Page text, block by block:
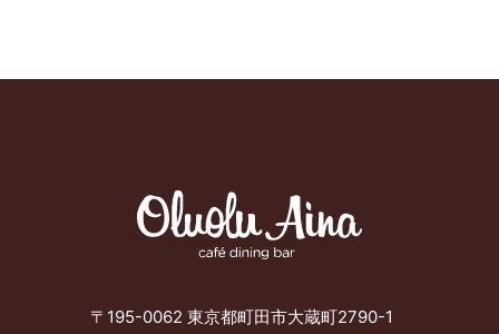
〒195-0062 東京都町田市大蔵町2790-1